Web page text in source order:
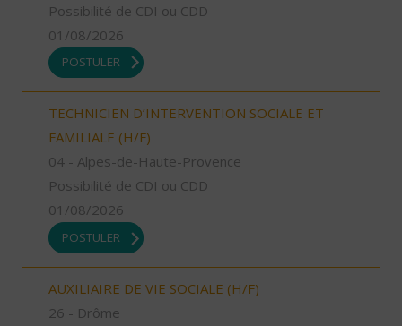
Possibilité de CDI ou CDD
01/08/2026
POSTULER
TECHNICIEN D’INTERVENTION SOCIALE ET
FAMILIALE (H/F)
04 - Alpes-de-Haute-Provence
Possibilité de CDI ou CDD
01/08/2026
POSTULER
AUXILIAIRE DE VIE SOCIALE (H/F)
26 - Drôme